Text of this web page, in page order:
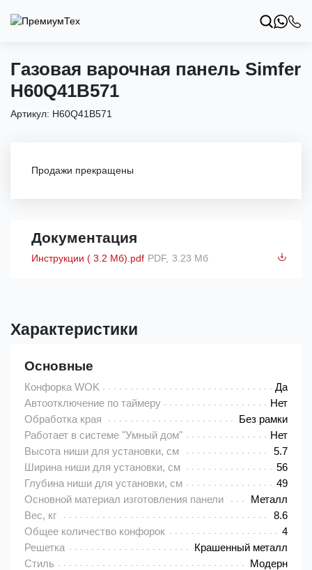
Газовая варочная панель Simfer
H60Q41B571
Артикул: H60Q41B571
Продажи прекращены
Документация
Инструкции ( 3.2 Мб).pdf PDF, 3.23 Мб
Характеристики
Основные
Конфорка WOK
Да
Автоотключение по таймеру
Нет
Обработка края
Без рамки
Работает в системе "Умный дом"
Нет
Высота ниши для установки, см
5.7
Ширина ниши для установки, см
56
Глубина ниши для установки, см
49
Основной материал изготовления панели
Металл
Вес, кг
8.6
Общее количество конфорок
4
Решетка
Крашенный металл
Стиль
Модерн